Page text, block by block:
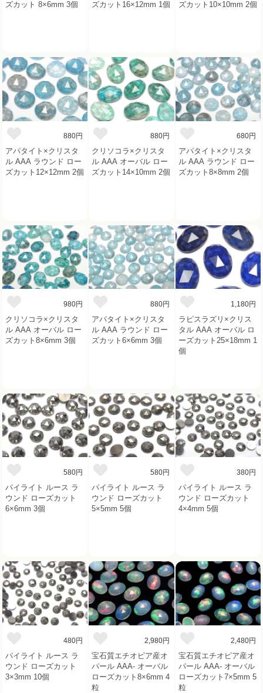
ズカット 8×6mm 3個
ズカット16×12mm 1個
ズカット10×10mm 2個
880円
アパタイト×クリスタ
ル AAA ラウンド ロー
ズカット12×12mm 2個
880円
クリソコラ×クリスタ
ル AAA オーバル ロー
ズカット14×10mm 2個
680円
アパタイト×クリスタ
ル AAA ラウンド ロー
ズカット8×8mm 2個
980円
クリソコラ×クリスタ
ル AAA オーバル ロー
ズカット8×6mm 3個
880円
アパタイト×クリスタ
ル AAA ラウンド ロー
ズカット6×6mm 3個
1,180円
ラピスラズリ×クリス
タル AAA オーバル ロ
ーズカット25×18mm 1
個
580円
パイライト ルース ラ
ウンド ローズカット
6×6mm 3個
580円
パイライト ルース ラ
ウンド ローズカット
5×5mm 5個
380円
パイライト ルース ラ
ウンド ローズカット
4×4mm 5個
480円
パイライト ルース ラ
ウンド ローズカット
3×3mm 10個
2,980円
宝石質エチオピア産オ
パール AAA- オーバル
ローズカット8×6mm 4
粒
2,480円
宝石質エチオピア産オ
パール AAA- オーバル
ローズカット7×5mm 5
粒